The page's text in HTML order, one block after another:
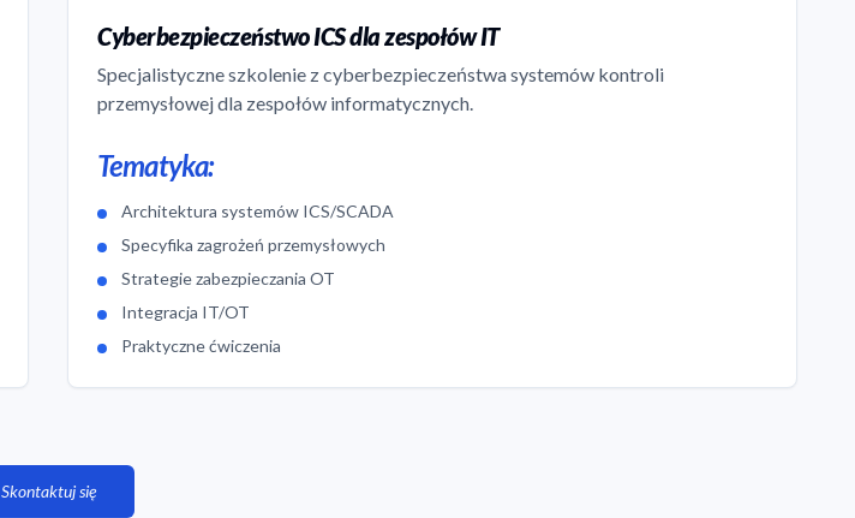
Cyberbezpieczeństwo ICS dla zespołów IT
Specjalistyczne szkolenie z cyberbezpieczeństwa systemów kontroli
przemysłowej dla zespołów informatycznych.
Tematyka:
Architektura systemów ICS/SCADA
Specyfika zagrożeń przemysłowych
Strategie zabezpieczania OT
Integracja IT/OT
Praktyczne ćwiczenia
Skontaktuj się